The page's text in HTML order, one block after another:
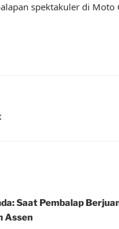
spektakuler di Moto
Saat Pembalap
Assen